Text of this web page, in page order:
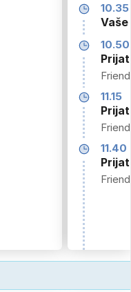
10.35
10.50
11.15
11.40